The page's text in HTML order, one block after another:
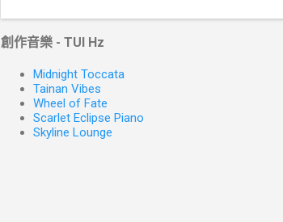
創作音樂 - TUI Hz
Midnight Toccata
Tainan Vibes
Wheel of Fate
Scarlet Eclipse Piano
Skyline Lounge